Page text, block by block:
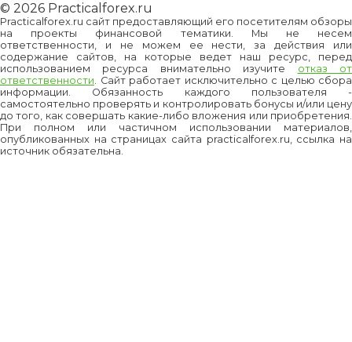
© 2026 Practicalforex.ru
Practicalforex.ru сайт предоставляющий его посетителям обзоры
на проекты финансовой тематики. Мы не несем
ответственности, и не можем ее нести, за действия или
содержание сайтов, на которые ведет наш ресурс, перед
использованием ресурса внимательно изучите отказ от
ответственности. Сайт работает исключительно с целью сбора
информации. Обязанность каждого пользователя -
самостоятельно проверять и контролировать бонусы и/или цену
до того, как совершать какие-либо вложения или приобретения.
При полном или частичном использовании материалов,
опубликованных на страницах сайта practicalforex.ru, ссылка на
источник обязательна.